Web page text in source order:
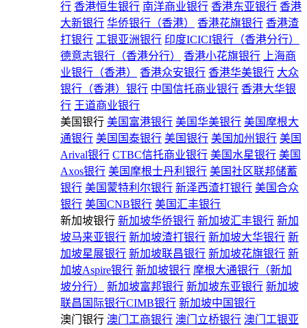
行 香港恒生银行 南洋商业银行 香港东亚银行 香港
大新银行 华侨银行（香港） 香港花旗银行 香港渣
打银行 工银亚洲银行 印度ICICI银行（香港分行）
德意志银行（香港分行）
香港小花旗银行
上海商
业银行（香港）
香港众安银行 香港华美银行 大众
银行（香港）银行 中国信托商业银行 香港大华银
行 王道商业银行
美国银行 美国富港银行 美国华美银行 美国摩根大
通银行 美国国泰银行 美国银行 美国加州银行 美国
Arival银行 CTBC信托商业银行 美国水星银行 美国
Axos银行 美国摩根士丹利银行 美国社区联邦储蓄
银行 美国蒙特利尔银行 新泽西渣打银行 美国合众
银行 美国CNB银行 美国汇丰银行
新加坡银行 新加坡华侨银行 新加坡汇丰银行 新加
坡马来亚银行 新加坡渣打银行 新加坡大华银行 新
加坡星展银行 新加坡联昌银行 新加坡花旗银行 新
加坡Aspire银行 新加坡银行 摩根大通银行（新加
坡分行）
新加坡富邦银行 新加坡东亚银行 新加坡
联昌国际银行CIMB银行 新加坡中国银行
澳门银行 澳门工商银行 澳门立桥银行 澳门工银亚